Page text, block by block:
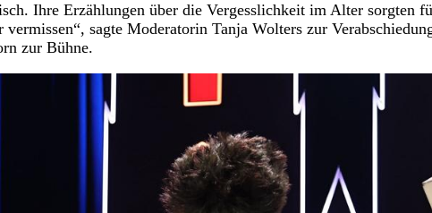
Ihre Erzählungen über die Vergesslichkeit im Alter sorgten
sagte Moderatorin Tanja Wolters zur
zur Bühne.